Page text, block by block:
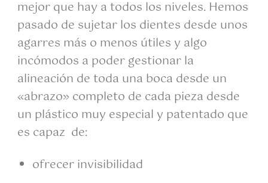
mejor que hay a todos los niveles. Hemos
pasado de sujetar los dientes desde unos
agarres más o menos útiles y algo
incómodos a poder gestionar la
alineación de toda una boca desde un
«abrazo» completo de cada pieza desde
un plástico muy especial y patentado que
es capaz de:
ofrecer invisibilidad